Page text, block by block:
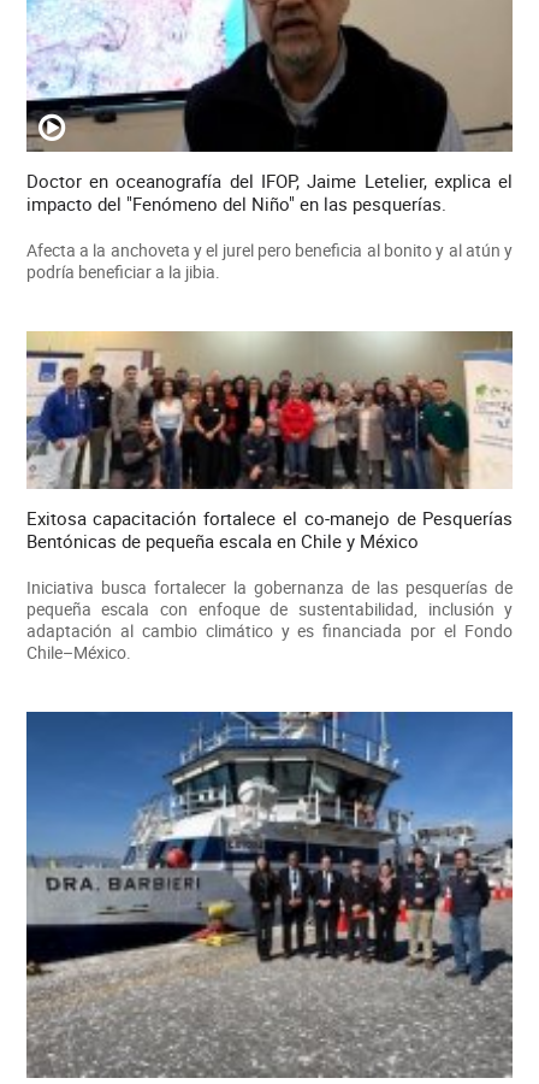
Doctor en oceanografía del IFOP, Jaime Letelier, explica el
impacto del "Fenómeno del Niño" en las pesquerías.
Afecta a la anchoveta y el jurel pero beneficia al bonito y al atún y
podría beneficiar a la jibia.
Exitosa capacitación fortalece el co-manejo de Pesquerías
Bentónicas de pequeña escala en Chile y México
Iniciativa busca fortalecer la gobernanza de las pesquerías de
pequeña escala con enfoque de sustentabilidad, inclusión y
adaptación al cambio climático y es financiada por el Fondo
Chile–México.